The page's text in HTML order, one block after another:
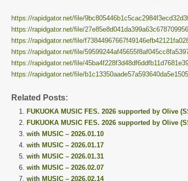
https://rapidgator.net/file/
https://rapidgator.net/file/
https://rapidgator.net/file/
https://rapidgator.net/file/
https://rapidgator.net/file/
https://rapidgator.net/file/
Related Posts:
FUKUOKA MUSIC FES. 2026 supported by Olive
FUKUOKA MUSIC FES. 2026 supported by Olive
with MUSIC – 2026.01.10
with MUSIC – 2026.01.17
with MUSIC – 2026.01.31
with MUSIC – 2026.02.07
with MUSIC – 2026.02.14